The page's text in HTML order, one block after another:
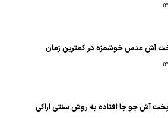
آش عدس خوشمزه در کمترین زمان
آش جو جا افتاده به روش سنتی اراکی